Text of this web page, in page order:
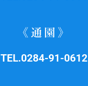
《通園》
TEL.0284-91-0612